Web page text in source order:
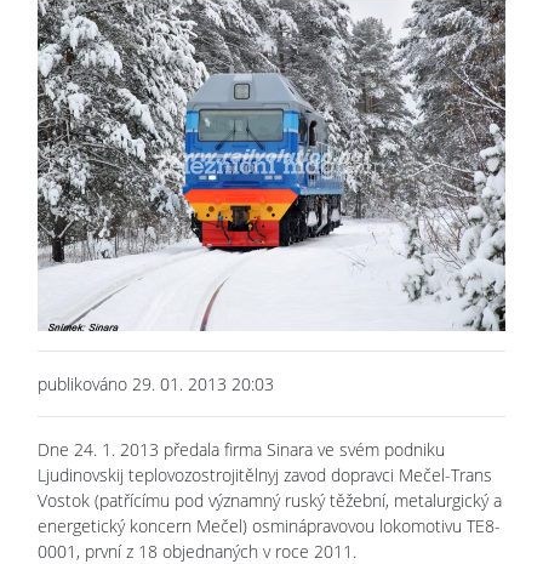
publikováno 29. 01. 2013 20:03
Dne 24. 1. 2013 předala firma Sinara ve svém podniku
Ljudinovskij teplovozostrojitělnyj zavod dopravci Mečel-Trans
Vostok (patřícímu pod významný ruský těžební, metalurgický a
energetický koncern Mečel) osminápravovou lokomotivu TE8-
0001, první z 18 objednaných v roce 2011.